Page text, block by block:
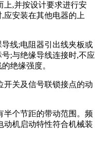
上,并按设计要求进行安
应安装在其他电器的上
线;电阻器引出线夹板或
;与绝缘导线连接时,不应
绝缘强度。
开关及信号联锁接点的动
半个节距的带动范围。频
动机启动特性符合机械装